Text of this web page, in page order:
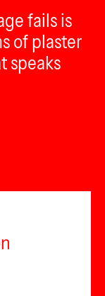
fails is
of plaster
speaks